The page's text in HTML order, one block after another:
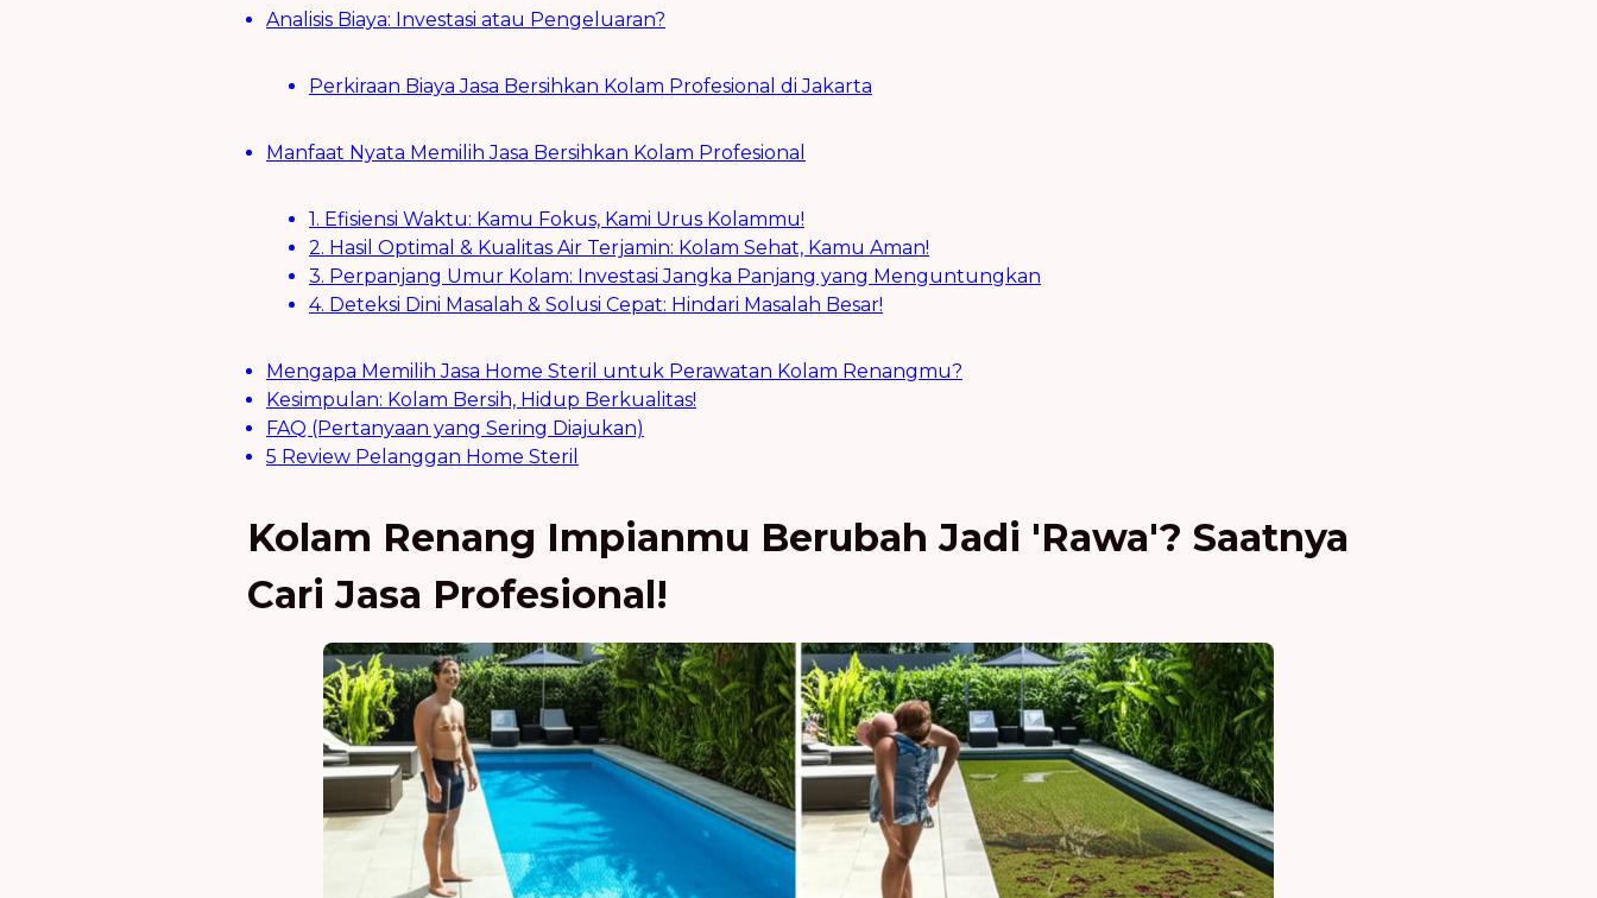
Analisis Biaya: Investasi atau Pengeluaran?
Perkiraan Biaya Jasa Bersihkan Kolam Profesional di Jakarta
Manfaat Nyata Memilih Jasa Bersihkan Kolam Profesional
1. Efisiensi Waktu: Kamu Fokus, Kami Urus Kolammu!
2. Hasil Optimal & Kualitas Air Terjamin: Kolam Sehat, Kamu Aman!
3. Perpanjang Umur Kolam: Investasi Jangka Panjang yang Menguntungkan
4. Deteksi Dini Masalah & Solusi Cepat: Hindari Masalah Besar!
Mengapa Memilih Jasa Home Steril untuk Perawatan Kolam Renangmu?
Kesimpulan: Kolam Bersih, Hidup Berkualitas!
FAQ (Pertanyaan yang Sering Diajukan)
5 Review Pelanggan Home Steril
Kolam Renang Impianmu Berubah Jadi 'Rawa'? Saatnya
Cari Jasa Profesional!